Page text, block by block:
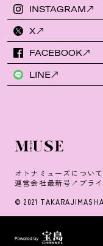
INSTAGRAM
X
FACEBOOK
LINE
オトナミューズについて
運営会社最新号 プラ
© 2021